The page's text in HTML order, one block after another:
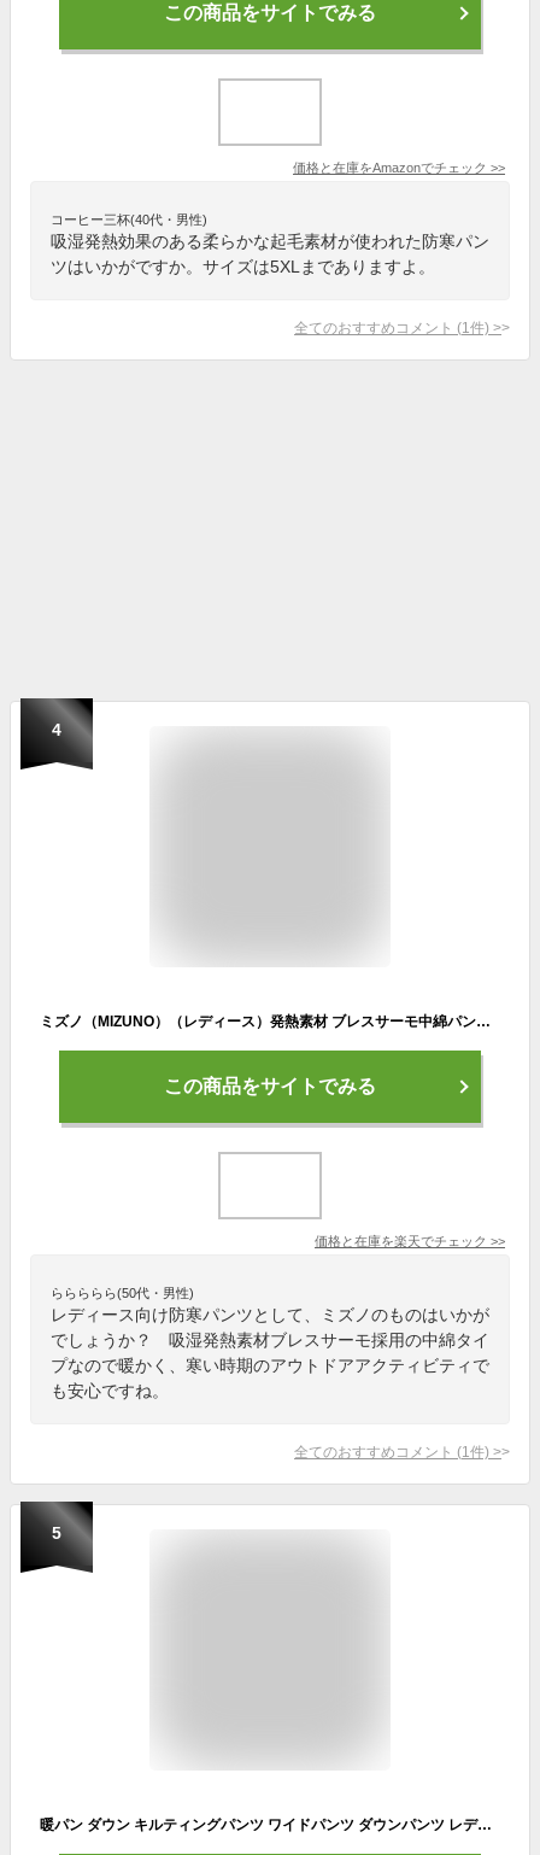
この商品をサイトでみる
価格と在庫をAmazonでチェック >>
コーヒー三杯(40代・男性)
吸湿発熱効果のある柔らかな起毛素材が使われた防寒パン
ツはいかがですか。サイズは5XLまでありますよ。
全てのおすすめコメント (1 件) >
4
ミズノ（MIZUNO）（レディース）発熱素材 ブレスサーモ中綿パンツ 32MFB83513
この商品をサイトでみる
価格と在庫を楽天でチェック >>
ららららら(50代・男性)
レディース向け防寒パンツとして、ミズノのものはいかが
でしょうか？ 吸湿発熱素材ブレスサーモ採用の中綿タイ
プなので暖かく、寒い時期のアウトドアアクティビティで
も安心ですね。
全てのおすすめコメント (1 件) >
5
暖パン ダウン キルティングパンツ ワイドパンツ ダウンパンツ レディース 中綿 軽量 キルティング セミワイド パンツ ダイヤ 防寒パンツ 中綿パンツ ワイドパンツ 暖かい 秋 冬 ボトムス ゆったり ハイウエスト ゴムウエスト きれいめ おしゃれ 大きいサイズ